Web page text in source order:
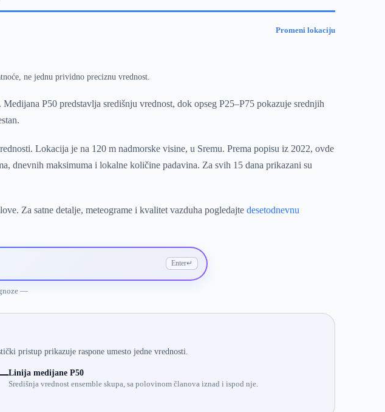
Promeni lokaciju
ne jednu prividno preciznu vrednost.
P50 predstavlja središnju vrednost, dok opseg P25–P75 pokazuje srednjih
Lokacija je na 120 m nadmorske visine, u Sremu. Prema popisu iz 2022, ovde
dnevnih maksimuma i lokalne količine padavina. Za svih 15 dana prikazani su
Za satne detalje, meteograme i kvalitet vazduha pogledajtedesetodnevnu
Enter↵
—
pristup prikazuje raspone umesto jedne vrednosti.
Linija medijane P50
Središnja vrednost ensemble skupa, sa polovinom članova iznad i ispod nje.